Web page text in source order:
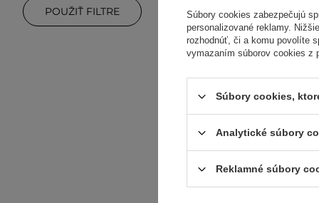
POUŽIŤ FILTRE
Fwee -
Gélový
Súbory cookies zabezpečujú
personalizované reklamy.
rozhodnúť, či a komu povolíte
vymazaním súborov cookies z
Súbory cookies,
Analytické súbory
Reklamné súbory